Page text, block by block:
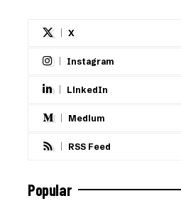
X
Instagram
LinkedIn
Medium
RSS Feed
Popular